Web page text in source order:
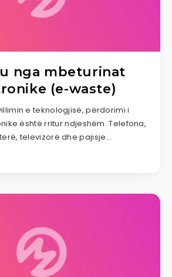
nga mbeturinat
(e-waste)
e teknologjisë, përdorimi i
është rritur ndjeshëm. Telefona,
televizorë dhe pajisje…